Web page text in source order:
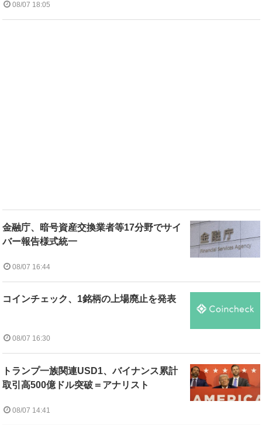
08/07 18:05
金融庁、暗号資産交換業者等17分野でサイ
バー報告様式統一
08/07 16:44
コインチェック、1銘柄の上場廃止を発表
08/07 16:30
トランプ一族関連USD1、バイナンス累計
取引高500億ドル突破＝アナリスト
08/07 14:41